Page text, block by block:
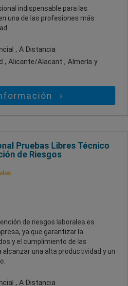
indispensable para las
una de las profesiones más
, A Distancia
, Alicante/Alacant , Almería y
Pruebas Libres Técnico
de Riesgos
de riesgos laborales es
ya que garantizar la
y el cumplimiento de las
una alta productividad y un
, A Distancia